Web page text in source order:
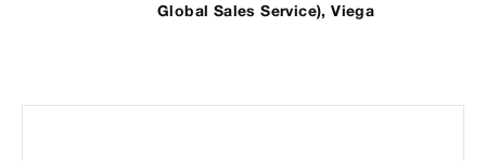
Global Sales Service), Viega